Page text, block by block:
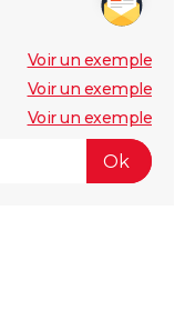
Voir un exemple
Voir un exemple
Voir un exemple